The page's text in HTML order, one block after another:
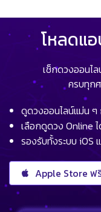
โหลดแ
เช็กดวงออนไ
ครบทุก
ดูดวงออนไลน์แม่น
เลือกดูดวง Online
รองรับทั้งระบบ iOS
Apple Store ฟ